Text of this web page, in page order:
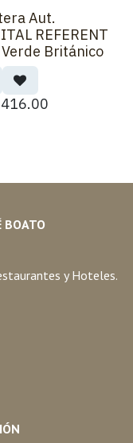
Aut.
REFERENT
Verde Británico
BOATO
y Hoteles.